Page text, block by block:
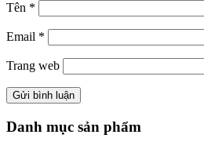
Tên *
Email *
Trang web
Danh mục sản phẩm